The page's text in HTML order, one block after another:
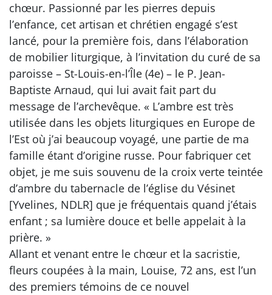
chœur. Passionné par les pierres depuis
l’enfance, cet artisan et chrétien engagé s’est
lancé, pour la première fois, dans l’élaboration
de mobilier liturgique, à l’invitation du curé de sa
paroisse – St-Louis-en-l’Île (4e) – le P. Jean-
Baptiste Arnaud, qui lui avait fait part du
message de l’archevêque. « L’ambre est très
utilisée dans les objets liturgiques en Europe de
l’Est où j’ai beaucoup voyagé, une partie de ma
famille étant d’origine russe. Pour fabriquer cet
objet, je me suis souvenu de la croix verte teintée
d’ambre du tabernacle de l’église du Vésinet
[Yvelines, NDLR] que je fréquentais quand j’étais
enfant ; sa lumière douce et belle appelait à la
prière. »
Allant et venant entre le chœur et la sacristie,
fleurs coupées à la main, Louise, 72 ans, est l’un
des premiers témoins de ce nouvel